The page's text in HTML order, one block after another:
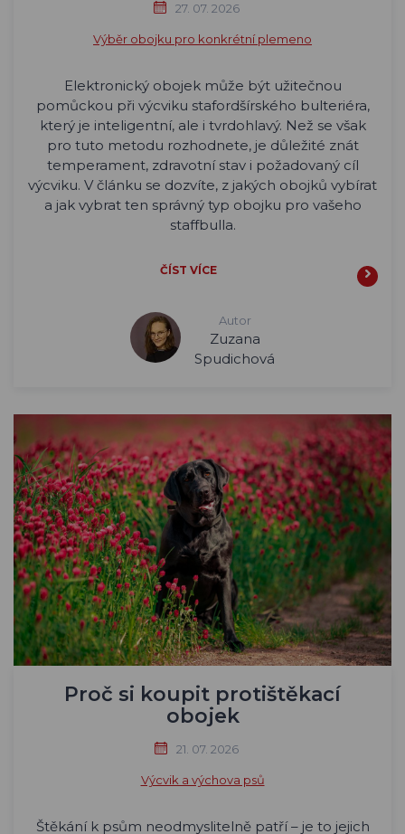
27. 07. 2026
Výběr obojku pro konkrétní plemeno
Elektronický obojek může být užitečnou
pomůckou při výcviku stafordšírského bulteriéra,
který je inteligentní, ale i tvrdohlavý. Než se však
pro tuto metodu rozhodnete, je důležité znát
temperament, zdravotní stav i požadovaný cíl
výcviku. V článku se dozvíte, z jakých obojků vybírat
a jak vybrat ten správný typ obojku pro vašeho
staffbulla.
ČÍST VÍCE
Autor
Zuzana
Spudichová
Proč si koupit protištěkací
obojek
21. 07. 2026
Výcvik a výchova psů
Štěkání k psům neodmyslitelně patří – je to jejich